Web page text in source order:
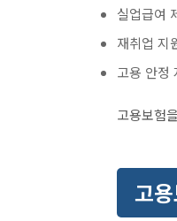
실업급여
재취업 지
고용 안정
고용보험
고